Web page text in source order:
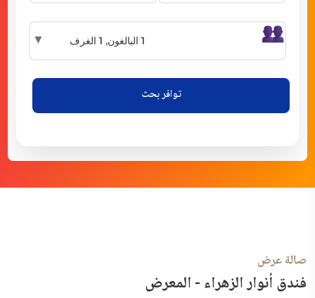
▼
توافر بحث
صالة عرض
فندق أنوار الزهراء - المعرض